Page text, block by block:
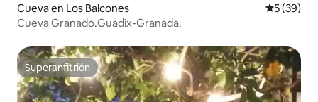
Cueva en Los Balcones
5 (39)
Cueva Granado.Guadix-Granada.
Superanfitrión
Superanfitrión